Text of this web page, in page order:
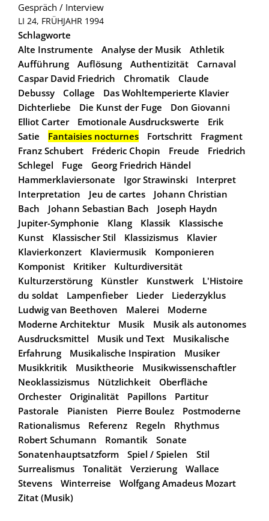
Gespräch / Interview
LI 24, FRÜHJAHR 1994
Schlagworte
Alte Instrumente
Analyse der Musik
Athletik
Aufführung
Auflösung Authentizität
Carnaval
Caspar David Friedrich
Chromatik
Claude
Debussy
Collage
Das Wohltemperierte Klavier
Dichterliebe
Die Kunst der Fuge
Don Giovanni
Elliot Carter
Emotionale Ausdruckswerte
Erik
Satie
Fantaisies nocturnes Fortschritt
Fragment
Franz Schubert
Fréderic Chopin Freude
Friedrich
Schlegel
Fuge
Georg Friedrich Händel
Hammerklaviersonate
Igor Strawinski
Interpret
Interpretation
Jeu de cartes
Johann Christian
Bach
Johann Sebastian Bach
Joseph Haydn
Jupiter-Symphonie
Klang Klassik
Klassische
Kunst
Klassischer Stil Klassizismus
Klavier
Klavierkonzert
Klaviermusik
Komponieren
Komponist
Kritiker
Kulturdiversität
Kulturzerstörung
Künstler Kunstwerk
L'Histoire
du soldat
Lampenfieber Lieder
Liederzyklus
Ludwig van Beethoven
Malerei
Moderne
Moderne Architektur
Musik
Musik als autonomes
Ausdrucksmittel
Musik und Text
Musikalische
Erfahrung
Musikalische Inspiration
Musiker
Musikkritik
Musiktheorie
Musikwissenschaftler
Neoklassizismus
Nützlichkeit
Oberfläche
Orchester
Originalität Papillons
Partitur
Pastorale
Pianisten Pierre Boulez
Postmoderne
Rationalismus
Referenz Regeln
Rhythmus
Robert Schumann
Romantik
Sonate
Sonatenhauptsatzform
Spiel / Spielen
Stil
Surrealismus
Tonalität Verzierung
Wallace
Stevens
Winterreise
Wolfgang Amadeus Mozart
Zitat (Musik)